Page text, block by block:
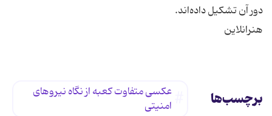
هنرانلاین
برچسب‌ها
عکسی متفاوت کعبه از نگاه نیروهای
امنیتی